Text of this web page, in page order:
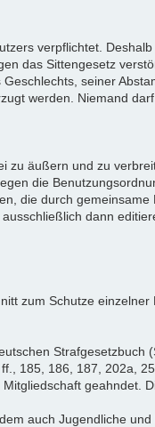
verpflichtet.
das Sittengesetz
seiner
werden. Niemand
äußern und zu
die
die durch gemeinsame
dann
zum Schutze
185, 186, 187, 202a,
auch Jugendliche